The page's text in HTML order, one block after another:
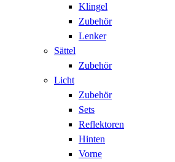
Klingel
Zubehör
Lenker
Sättel
Zubehör
Licht
Zubehör
Sets
Reflektoren
Hinten
Vorne